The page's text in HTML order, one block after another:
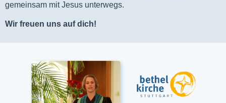
gemeinsam mit Jesus unterwegs.
Wir freuen uns auf dich!